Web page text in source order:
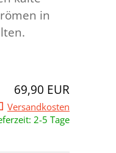
in
69,90 EUR
Versandkosten
2-5 Tage